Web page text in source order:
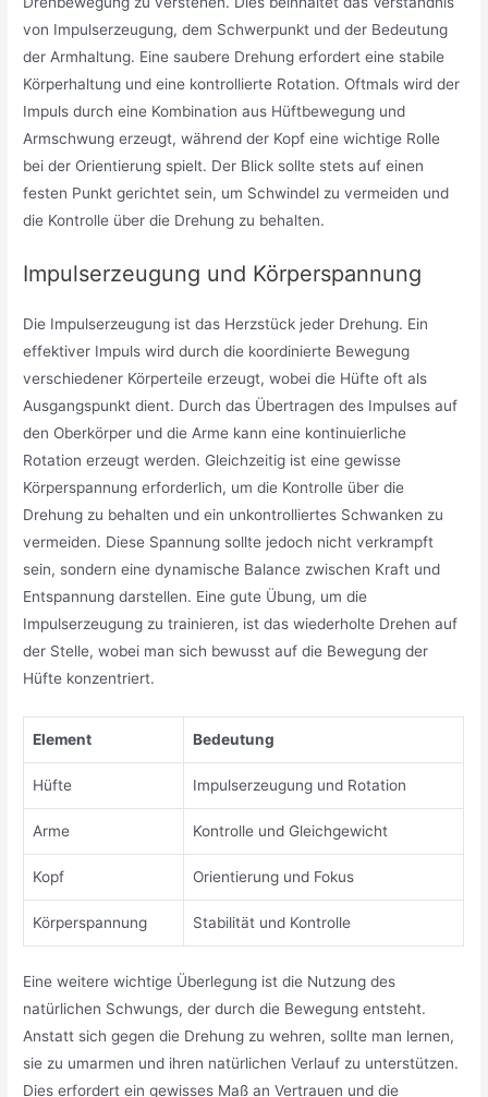
von Impulserzeugung, dem Schwerpunkt und der Bedeutung
der Armhaltung. Eine saubere Drehung erfordert eine stabile
Körperhaltung und eine kontrollierte Rotation. Oftmals wird der
Impuls durch eine Kombination aus Hüftbewegung und
Armschwung erzeugt, während der Kopf eine wichtige Rolle
bei der Orientierung spielt. Der Blick sollte stets auf einen
festen Punkt gerichtet sein, um Schwindel zu vermeiden und
die Kontrolle über die Drehung zu behalten.
Impulserzeugung und Körperspannung
Die Impulserzeugung ist das Herzstück jeder Drehung. Ein
effektiver Impuls wird durch die koordinierte Bewegung
verschiedener Körperteile erzeugt, wobei die Hüfte oft als
Ausgangspunkt dient. Durch das Übertragen des Impulses auf
den Oberkörper und die Arme kann eine kontinuierliche
Rotation erzeugt werden. Gleichzeitig ist eine gewisse
Körperspannung erforderlich, um die Kontrolle über die
Drehung zu behalten und ein unkontrolliertes Schwanken zu
vermeiden. Diese Spannung sollte jedoch nicht verkrampft
sein, sondern eine dynamische Balance zwischen Kraft und
Entspannung darstellen. Eine gute Übung, um die
Impulserzeugung zu trainieren, ist das wiederholte Drehen auf
der Stelle, wobei man sich bewusst auf die Bewegung der
Hüfte konzentriert.
Element Bedeutung
Hüfte Impulserzeugung und Rotation
Arme Kontrolle und Gleichgewicht
Kopf Orientierung und Fokus
Körperspannung Stabilität und Kontrolle
Eine weitere wichtige Überlegung ist die Nutzung des
natürlichen Schwungs, der durch die Bewegung entsteht.
Anstatt sich gegen die Drehung zu wehren, sollte man lernen,
sie zu umarmen und ihren natürlichen Verlauf zu unterstützen.
Dies erfordert ein gewisses Maß an Vertrauen und die